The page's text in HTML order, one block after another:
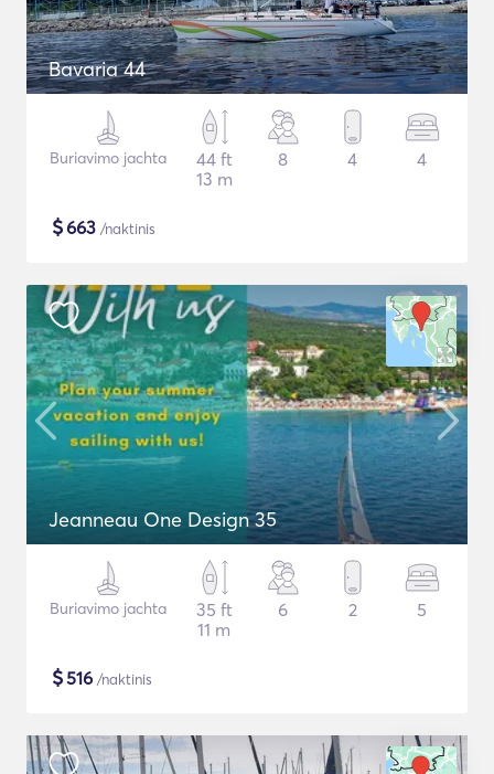
Bavaria 44
Buriavimo jachta
44 ft
13 m
8 4 4
$663 /naktinis
Jeanneau One Design 35
Buriavimo jachta
35 ft
11 m
6 2 5
$516 /naktinis